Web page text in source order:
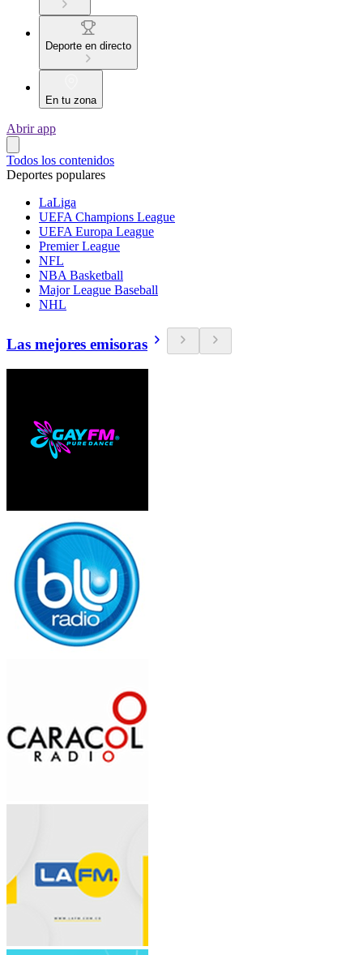
Deporte en directo
En tu zona
Abrir app
Todos los contenidos
Deportes populares
LaLiga
UEFA Champions League
UEFA Europa League
Premier League
NFL
NBA Basketball
Major League Baseball
NHL
Las mejores emisoras